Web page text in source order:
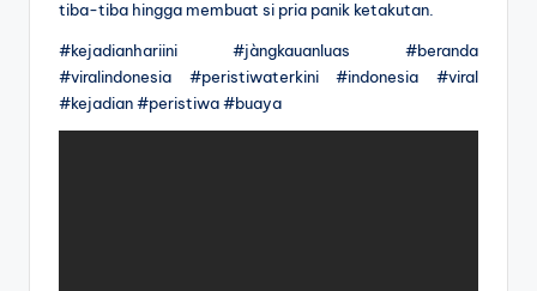
tiba-tiba hingga membuat si pria panik ketakutan.
#kejadianhariini #jàngkauanluas #beranda
#viralindonesia #peristiwaterkini #indonesia #viral
#kejadian #peristiwa #buaya